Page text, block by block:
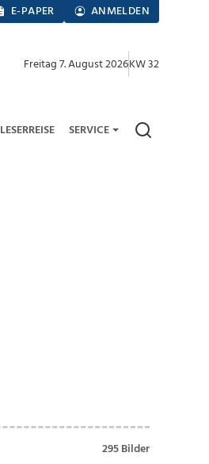
E-PAPER ANMELDEN
Freitag 7. August 2026KW 32
LESERREISE SERVICE
295 Bilder